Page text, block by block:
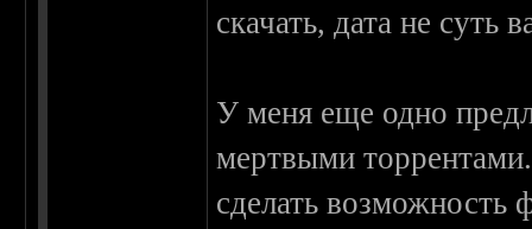
скачать, дата не суть
У меня еще одно
мертвыми
сделать возможность